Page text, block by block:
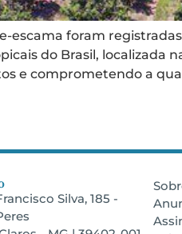
escama foram
do Brasil, localizada
e comprometendo a
Silva, 185 -